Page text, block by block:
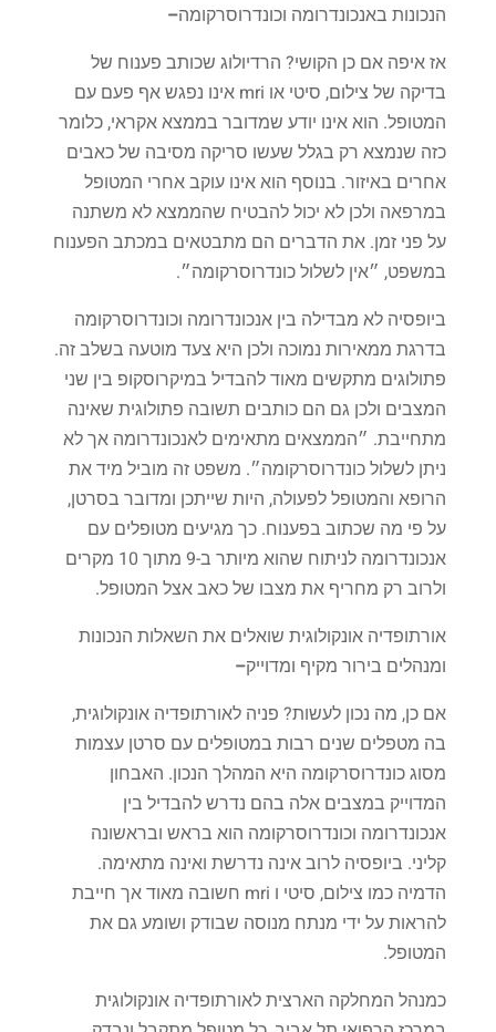
הנכונות באנכונדרומה וכונדרוסרקומה–
אזאיפה אם כן הקושי? הרדיולוג שכותב פענוח של
בדיקה של צילום, סיטי או אינו נפגשאף פעם עם
המטופל. הואאינו יודע שמדובר בממצאאקראי,כלומר
כזה שנמצא רק בגלל שעשו סריקה מסיבה שלכאבים
אחרים באיזור. בנוסף הואאינו עוקבאחרי המטופל
במרפאה ולכן לא יכוללהבטיח שהממצאלא משתנה
על פני זמן. את הדברים הם מתבטאים במכתב הפענוח
במשפט, ״אין לשלולכונדרוסרקומה״.
ביופסיה לא מבדילה בין אנכונדרומה וכונדרוסרקומה
בדרגת ממאירות נמוכה ולכן היא צעד מוטעה בשלבזה.
פתולוגים מתקשים מאודלהבדיל במיקרוסקופ בין שני
המצבים ולכן גם הם כותבים תשובה פתולוגית שאינה
מתחייבת. ״הממצאים מתאימים לאנכונדרומה אךלא
ניתן לשלולכונדרוסרקומה״. משפט זה מוביל מידאת
הרופא והמטופללפעולה, היות שייתכן ומדובר בסרטן,
על פי מה שכתוב בפענוח. כך מגיעים מטופלים עם
אנכונדרומה לניתוח שהוא מיותר ב-9 מתוך10
מקרים
ולרוב רק מחריף את מצבו שלכאבאצל המטופל.
אורתופדיה אונקולוגית שואלים את השאלות הנכונות
ומנהלים בירור מקיף ומדוייק–
אם כן, מה נכון לעשות? פניה לאורתופדיה אונקולוגית,
בה מטפלים שנים רבות במטופלים עם סרטן עצמות
מסוגכונדרוסרקומה היא המהלך הנכון. האבחון
המדוייק במצבים אלה בהם נדרשלהבדיל בין
אנכונדרומה וכונדרוסרקומה הוא בראש ובראשונה
קליני. ביופסיה לרובאינה נדרשת ואינה מתאימה.
הדמיה כמו צילום, סיטי ו חשובה מאודאך חייבת
להראותעל ידי מנתח מנוסה שבודק ושומעגם את
המטופל.
כמנהל המחלקה הארציתלאורתופדיה אונקולוגית